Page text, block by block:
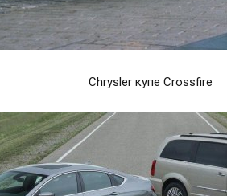
Chrysler купе Crossfire